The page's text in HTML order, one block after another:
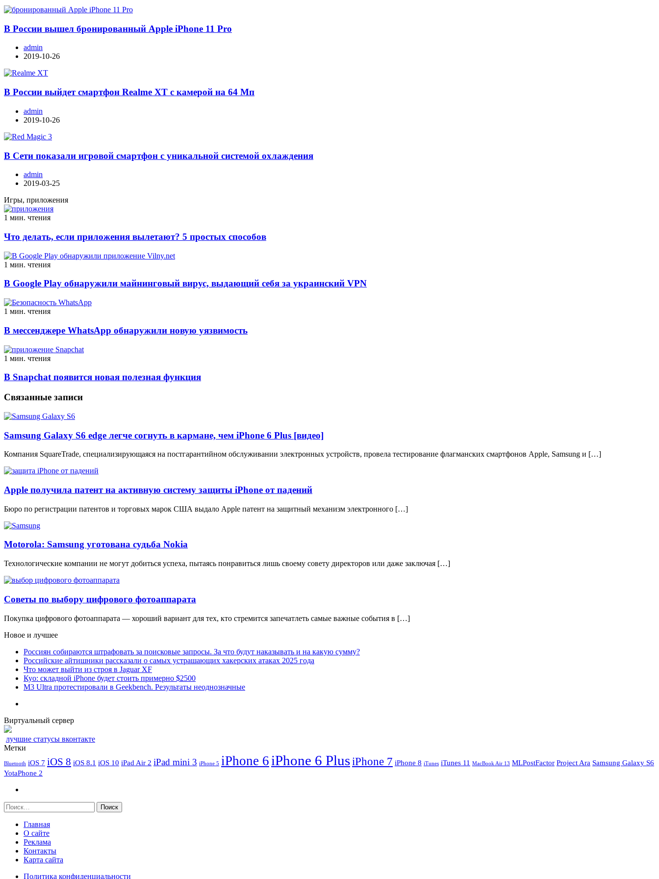
В России вышел бронированный Apple iPhone 11 Pro
admin
2019-10-26
В России выйдет смартфон Realme XT с камерой на 64 Мп
admin
2019-10-26
В Сети показали игровой смартфон с уникальной системой охлаждения
admin
2019-03-25
Игры, приложения
1 мин. чтения
Что делать, если приложения вылетают? 5 простых способов
1 мин. чтения
В Google Play обнаружили майнинговый вирус, выдающий себя за украинский VPN
1 мин. чтения
В мессенджере WhatsApp обнаружили новую уязвимость
1 мин. чтения
В Snapchat появится новая полезная функция
Связанные записи
Samsung Galaxy S6 edge легче согнуть в кармане, чем iPhone 6 Plus [видео]
Компания SquareTrade, специализирующаяся на постгарантийном обслуживании электронных устройств, провела тестирование флагманских смартфонов Apple, Samsung и […]
Apple получила патент на активную систему защиты iPhone от падений
Бюро по регистрации патентов и торговых марок США выдало Apple патент на защитный механизм электронного […]
Motorola: Samsung уготована судьба Nokia
Технологические компании не могут добиться успеха, пытаясь понравиться лишь своему совету директоров или даже заключая […]
Советы по выбору цифрового фотоаппарата
Покупка цифрового фотоаппарата — хороший вариант для тех, кто стремится запечатлеть самые важные события в […]
Новое и лучшее
Россиян собираются штрафовать за поисковые запросы. За что будут наказывать и на какую сумму?
Российские айтишники рассказали о самых устрашающих хакерских атаках 2025 года
Что может выйти из строя в Jaguar XF
Куо: складной iPhone будет стоить примерно $2500
M3 Ultra протестировали в Geekbench. Результаты неоднозначные
Виртуальный сервер
лучшие статусы вконтакте
Метки
Bluetooth iOS 7 iOS 8 iOS 8.1 iOS 10 iPad Air 2 iPad mini 3 iPhone 5 iPhone 6 iPhone 6 PlusiPhone 7 iPhone 8 iTunes iTunes 11 MacBook Air 13 MLPostFactor Project Ara Samsung Galaxy S6
YotaPhone 2
Найти:
Главная
О сайте
Реклама
Контакты
Карта сайта
Политика конфиденциальности